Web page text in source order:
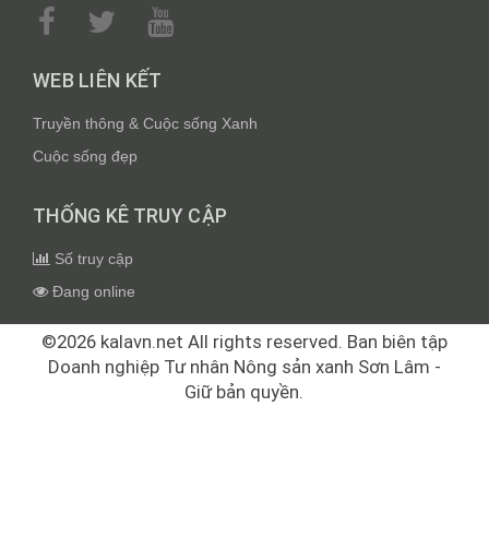
WEB LIÊN KẾT
Truyền thông & Cuộc sống Xanh
Cuộc sống đẹp
THỐNG KÊ TRUY CẬP
Số truy cập
Đang online
©2026 kalavn.net All rights reserved. Ban biên tập
Doanh nghiệp Tư nhân Nông sản xanh Sơn Lâm -
Giữ bản quyền.